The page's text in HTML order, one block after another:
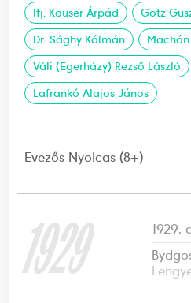
Ifj. Kauser Árpád
Götz
Dr. Sághy Kálmán
Váli (Egerházy) Rezső László
Lafrankó Alajos János
Evezős Nyolcas (8+)
1929
1929.